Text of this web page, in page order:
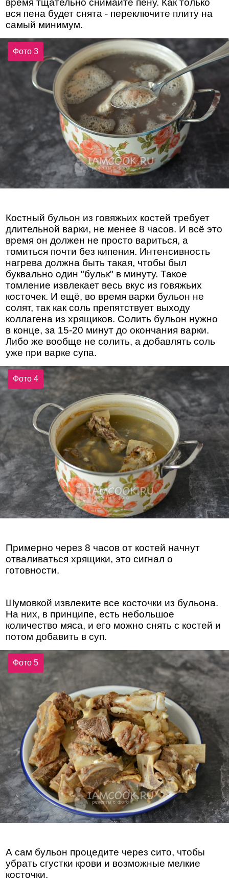
время тщательно снимайте пену. Как только
вся пена будет снята - переключите плиту на
самый минимум.
Фото 3
Костный бульон из говяжьих костей требует
длительной варки, не менее 8 часов. И всё это
время он должен не просто вариться, а
томиться почти без кипения. Интенсивность
нагрева должна быть такая, чтобы был
буквально один "бульк" в минуту. Такое
томление извлекает весь вкус из говяжьих
косточек. И ещё, во время варки бульон не
солят, так как соль препятствует выходу
коллагена из хрящиков. Солить бульон нужно
в конце, за 15-20 минут до окончания варки.
Либо же вообще не солить, а добавлять соль
уже при варке супа.
Фото 4
Примерно через 8 часов от костей начнут
отваливаться хрящики, это сигнал о
готовности.
Шумовкой извлеките все косточки из бульона.
На них, в принципе, есть небольшое
количество мяса, и его можно снять с костей и
потом добавить в суп.
Фото 5
А сам бульон процедите через сито, чтобы
убрать сгустки крови и возможные мелкие
косточки.